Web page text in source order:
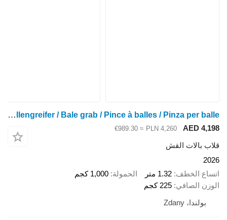
Spawex Ballengreifer / Bale grab / Pince à balles / Pinza per balle
AED 4,198
PLN 4,260
≈ €989.30
قلاب بالات القش
2026
اتساع الخطف 1.32 متر الحمولة 1,000 كجم
الوزن الصافي 225 كجم
بولندا، Zdany